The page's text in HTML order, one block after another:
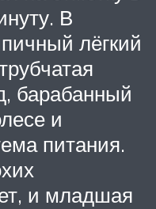
В
лёгкий
барабанный
и
питания.
и младшая